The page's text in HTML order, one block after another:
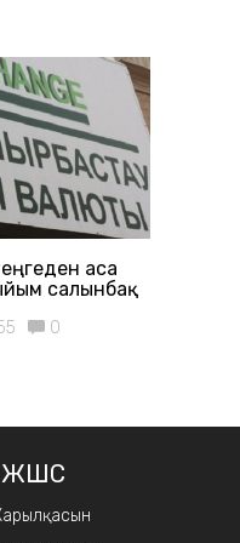
аса
салынбақ
0
ЖШС